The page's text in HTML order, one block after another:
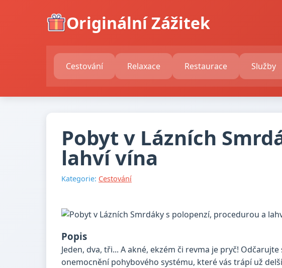
Originální Zážitek
Cestování Relaxace Restaurace Služby
Pobyt v Lázních
lahví vína
Kategorie: Cestování
Popis
Jeden, dva, tři... A akné, ekzém či revma je pryč!
onemocnění pohybového systému, které vás trápí už